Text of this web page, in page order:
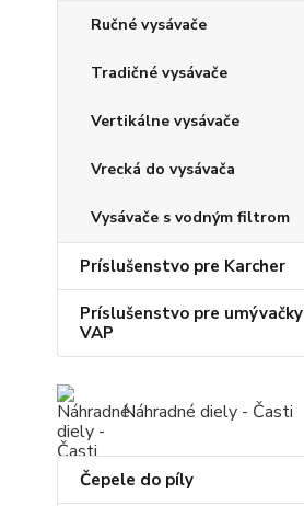
Ručné vysávače
Tradičné vysávače
Vertikálne vysávače
Vrecká do vysávača
Vysávače s vodným filtrom
Príslušenstvo pre Karcher
Príslušenstvo pre umývačky
VAP
Náhradné diely - Časti
Čepele do píly